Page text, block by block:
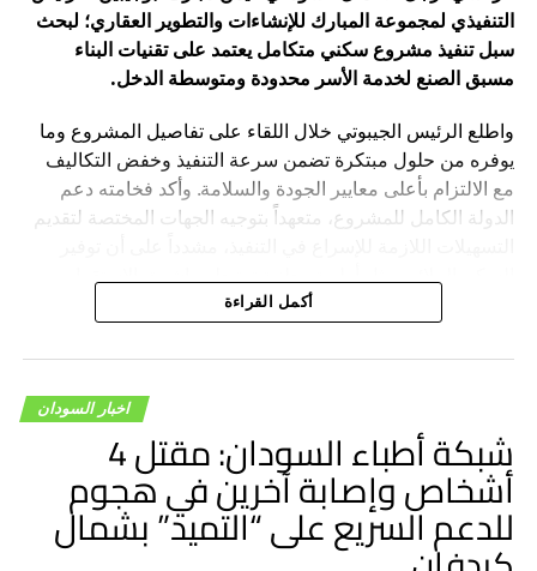
التنفيذي لمجموعة المبارك للإنشاءات والتطوير العقاري؛ لبحث
سبل تنفيذ مشروع سكني متكامل يعتمد على تقنيات البناء
مسبق الصنع لخدمة الأسر محدودة ومتوسطة الدخل.
واطلع الرئيس الجيبوتي خلال اللقاء على تفاصيل المشروع وما
يوفره من حلول مبتكرة تضمن سرعة التنفيذ وخفض التكاليف
مع الالتزام بأعلى معايير الجودة والسلامة. وأكد فخامته دعم
الدولة الكامل للمشروع، متعهداً بتوجيه الجهات المختصة لتقديم
الاجتماعي ورؤية البلاد التنموية.
من جانبه، أعلن السيد أيمن مبارك أبوجيبين بدء الخطوات
جيبوتي لتكون المقر الرئيسي والإقليمي للمجموعة في القارة
الأفريقية ونقطة انطلاق لاستثماراتها القادمة، مثمناً الدعم
الرئاسي والبيئة الاستثمارية الجاذبة التي توفرها الدولة.
أكمل القراءة
اخبار السودان
شبكة أطباء السودان: مقتل 4
أشخاص وإصابة آخرين في هجوم
للدعم السريع على “التميد” بشمال